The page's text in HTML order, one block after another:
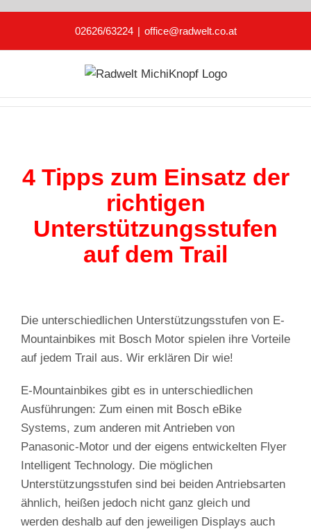
02626/63224 | office@radwelt.co.at
4 Tipps zum Einsatz der
richtigen
Unterstützungsstufen
auf dem Trail
Die unterschiedlichen Unterstützungsstufen von E-
Mountainbikes mit Bosch Motor spielen ihre Vorteile
auf jedem Trail aus. Wir erklären Dir wie!
E-Mountainbikes gibt es in unterschiedlichen
Ausführungen: Zum einen mit Bosch eBike
Systems, zum anderen mit Antrieben von
Panasonic-Motor und der eigens entwickelten Flyer
Intelligent Technology. Die möglichen
Unterstützungsstufen sind bei beiden Antriebsarten
ähnlich, heißen jedoch nicht ganz gleich und
werden deshalb auf den jeweiligen Displays auch